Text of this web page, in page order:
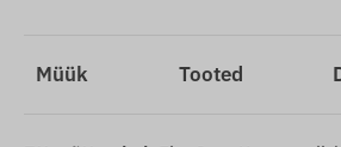
Müük Tooted